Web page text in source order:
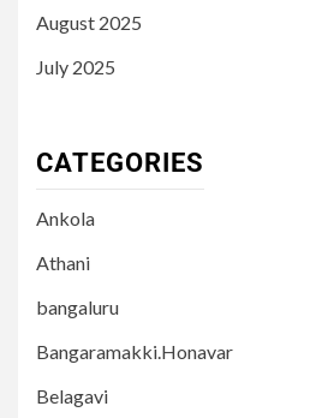
August 2025
July 2025
CATEGORIES
Ankola
Athani
bangaluru
Bangaramakki.Honavar
Belagavi